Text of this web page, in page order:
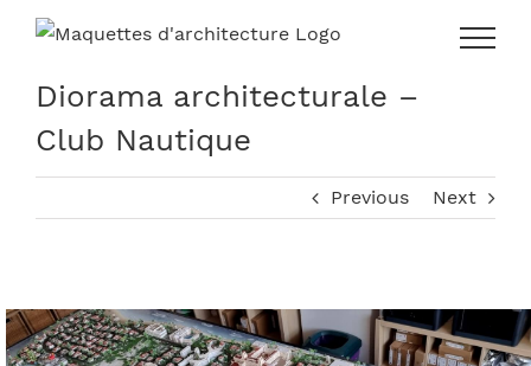
Skip
contentDiorama architecturale –
Club Nautique
Previous Next